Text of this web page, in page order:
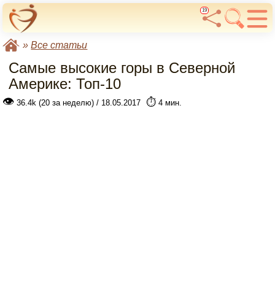
19
»Все статьи
Самые высокие горы в Северной
Америке: Топ-10
👁 36.4k (20 за неделю) / 18.05.2017 ⏱️ 4 мин.